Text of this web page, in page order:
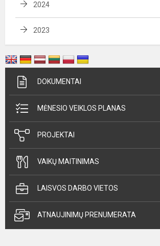
2024
2023
DOKUMENTAI
MĖNESIO VEIKLOS PLANAS
PROJEKTAI
VAIKŲ MAITINIMAS
LAISVOS DARBO VIETOS
ATNAUJINIMŲ PRENUMERATA